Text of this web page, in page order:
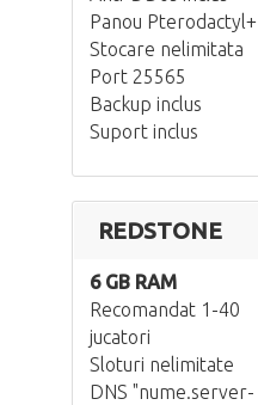
Panou Pterodactyl+
Stocare nelimitata
Port 25565
Backup inclus
Suport inclus
REDSTONE
6 GB RAM
Recomandat 1-40
jucatori
Sloturi nelimitate
DNS "nume.server-